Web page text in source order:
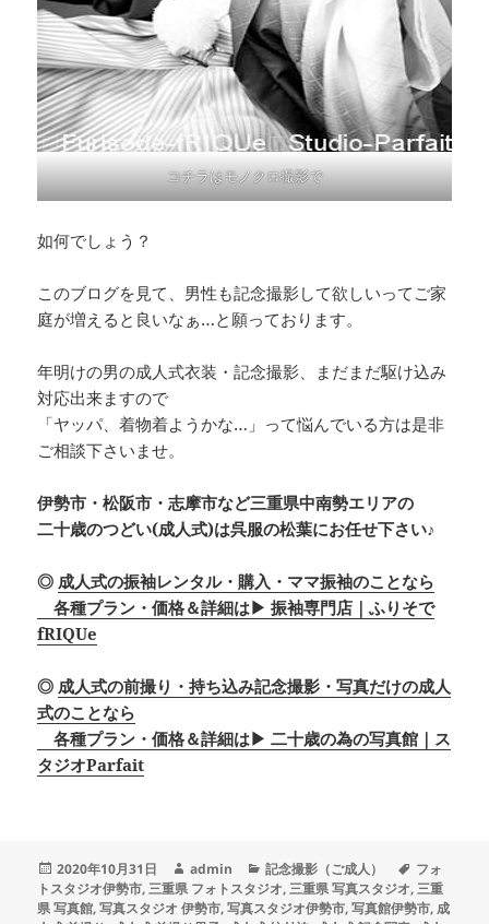
コチラはモノクロ撮影で
如何でしょう？
このブログを見て、男性も記念撮影して欲しいってご家
庭が増えると良いなぁ…と願っております。
年明けの男の成人式衣装・記念撮影、まだまだ駆け込み
対応出来ますので
「ヤッパ、着物着ようかな…」って悩んでいる方は是非
ご相談下さいませ。
伊勢市・松阪市・志摩市など三重県中南勢エリアの
二十歳のつどい(成人式)は呉服の松葉にお任せ下さい♪
◎ 成人式の振袖レンタル・購入・ママ振袖のことなら
各種プラン・価格＆詳細は▶ 振袖専門店｜ふりそで
fRIQUe
◎ 成人式の前撮り・持ち込み記念撮影・写真だけの成人
式のことなら
各種プラン・価格＆詳細は▶ 二十歳の為の写真館｜ス
タジオParfait
投
稿
日:
2020年10月31日
作
成
者
admin
カ
テ
ゴ
記念撮影（ご成人）
タ
グ
フォ
トスタジオ伊勢市,三重県 フォトスタジオ,三重県 写真スタジオ,三重
県 写真館,写真スタジオ 伊勢市,写真スタジオ伊勢市,写真館伊勢市,成